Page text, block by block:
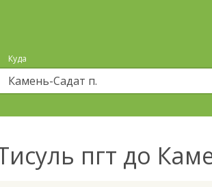
Куда
пгт до